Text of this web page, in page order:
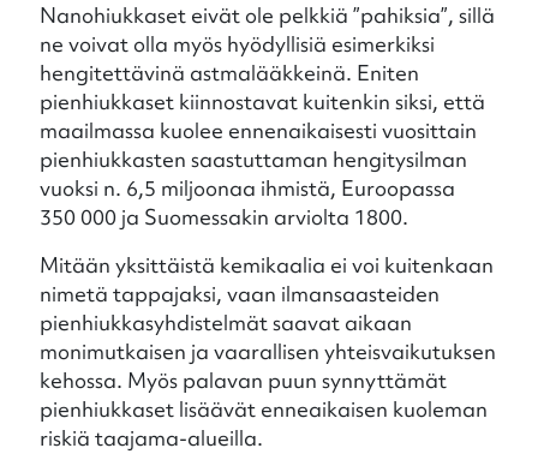
Nanohiukkaset eivät ole pelkkiä ”pahiksia”, sillä
ne voivat olla myös hyödyllisiä esimerkiksi
hengitettävinä astmalääkkeinä. Eniten
pienhiukkaset kiinnostavat kuitenkin siksi, että
maailmassa kuolee ennenaikaisesti vuosittain
pienhiukkasten saastuttaman hengitysilman
vuoksi n. 6,5 miljoonaa ihmistä, Euroopassa
350 000 ja Suomessakin arviolta 1800.
Mitään yksittäistä kemikaalia ei voi kuitenkaan
nimetä tappajaksi, vaan ilmansaasteiden
pienhiukkasyhdistelmät saavat aikaan
monimutkaisen ja vaarallisen yhteisvaikutuksen
kehossa. Myös palavan puun synnyttämät
pienhiukkaset lisäävät enneaikaisen kuoleman
riskiä taajama-alueilla.